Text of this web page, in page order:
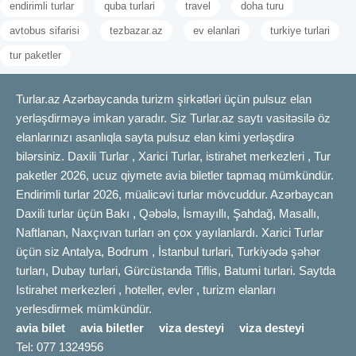
endirimli turlar quba turlari travel doha turu
avtobus sifarisi tezbazar.az ev elanlari turkiye turlari
tur paketler
Turlar.az Azərbaycanda turizm şirkətləri üçün pulsuz elan
yerləşdirməyə imkan yaradır. Siz Turlar.az saytı vasitəsilə öz
elanlarınızı asanlıqla sayta pulsuz elan kimi yerləşdirə
bilərsiniz. Daxili Turlar , Xarici Turlar, istirahet merkezleri , Tur
paketler 2026, ucuz qiymete avia biletler tapmaq mümkündür.
Endirimli turlar 2026, müalicəvi turlar mövcuddur. Azərbaycan
Daxili turlar üçün Bakı , Qəbələ, İsmayıllı, Şahdağ, Masallı,
Naftlanan, Naxçıvan turları ən çox yayılanlardı. Xarici Turlar
üçün siz Antalya, Bodrum , İstanbul turlari, Turkiyədə şəhər
turları, Dubay turlari, Gürcüstanda Tiflis, Batumi turlari. Saytda
Istirahet merkezleri , hoteller, evler , turizm elanları
yerlesdirmek mümkündür.
avia bilet
avia biletler viza desteyi
viza desteyi
Tel: 077 1324956